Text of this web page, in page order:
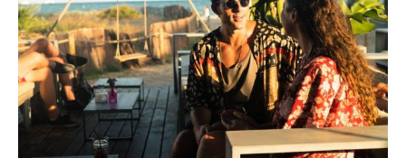
paar
skills
die
je